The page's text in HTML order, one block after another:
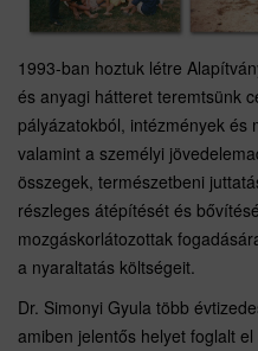
1993-ban hoztuk létre
és anyagi hátteret teremtsünk
pályázatokból, intézmények és
valamint a személyi
összegek, természetbeni
részleges átépítését és
mozgáskorlátozottak
a nyaraltatás költségeit.
Dr. Simonyi Gyula több
amiben jelentős helyet foglalt